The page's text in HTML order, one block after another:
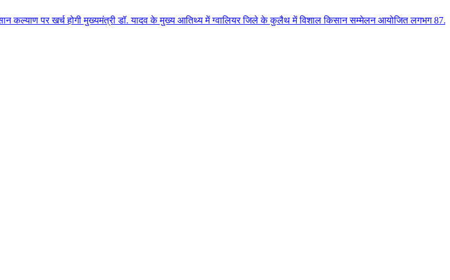
मुख्यमंत्री डॉ. यादव के मुख्य आतिथ्य में ग्वालियर जिले के कुलैथ में विशाल किसान सम्मेलन आयोजित लगभग 87.21 करोड़ लागत के